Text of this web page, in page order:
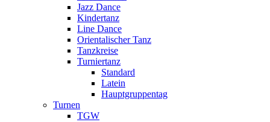
Jazz Dance
Kindertanz
Line Dance
Orientalischer Tanz
Tanzkreise
Turniertanz
Standard
Latein
Hauptgruppentag
Turnen
TGW